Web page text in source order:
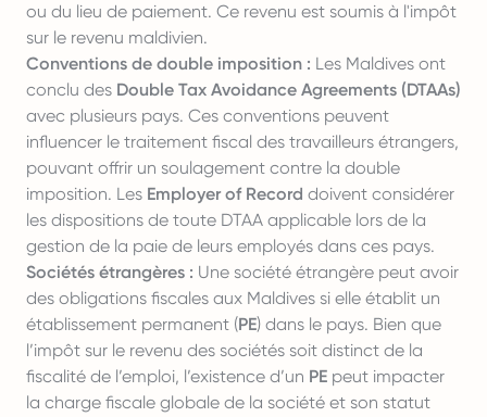
ou du lieu de paiement. Ce revenu est soumis à l'impôt
sur le revenu maldivien.
Conventions de double imposition : Les Maldives ont
conclu des Double Tax Avoidance Agreements (DTAAs)
avec plusieurs pays. Ces conventions peuvent
influencer le traitement fiscal des travailleurs étrangers,
pouvant offrir un soulagement contre la double
imposition. Les Employer of Record doivent considérer
les dispositions de toute DTAA applicable lors de la
gestion de la paie de leurs employés dans ces pays.
Sociétés étrangères : Une société étrangère peut avoir
des obligations fiscales aux Maldives si elle établit un
établissement permanent (PE) dans le pays. Bien que
l’impôt sur le revenu des sociétés soit distinct de la
fiscalité de l’emploi, l’existence d’un PE peut impacter
la charge fiscale globale de la société et son statut